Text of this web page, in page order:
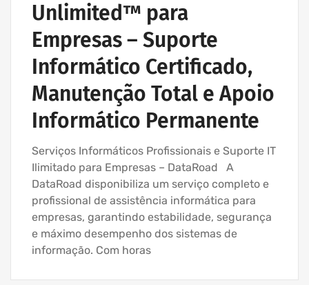
Unlimited™ para
Empresas – Suporte
Informático Certificado,
Manutenção Total e Apoio
Informático Permanente
Serviços Informáticos Profissionais e Suporte IT
Ilimitado para Empresas – DataRoad A
DataRoad disponibiliza um serviço completo e
profissional de assistência informática para
empresas, garantindo estabilidade, segurança
e máximo desempenho dos sistemas de
informação. Com horas